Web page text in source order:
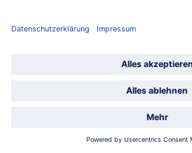
Land / Sprache wählen